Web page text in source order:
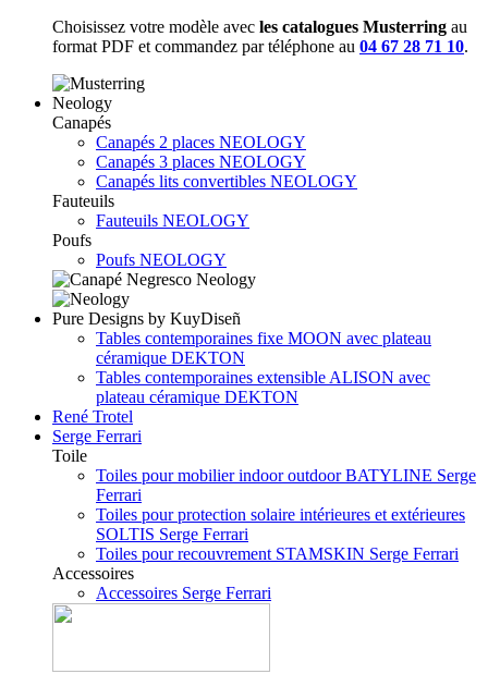
Choisissez votre modèle avec les catalogues Musterring au
format PDF et commandez par téléphone au 04 67 28 71 10.
Neology
Canapés
Canapés 2 places NEOLOGY
Canapés 3 places NEOLOGY
Canapés lits convertibles NEOLOGY
Fauteuils
Fauteuils NEOLOGY
Poufs
Poufs NEOLOGY
Pure Designs by KuyDiseñ
Tables contemporaines fixe MOON avec plateau
céramique DEKTON
Tables contemporaines extensible ALISON avec
plateau céramique DEKTON
René Trotel
Serge Ferrari
Toile
Toiles pour mobilier indoor outdoor BATYLINE Serge
Ferrari
Toiles pour protection solaire intérieures et extérieures
SOLTIS Serge Ferrari
Toiles pour recouvrement STAMSKIN Serge Ferrari
Accessoires
Accessoires Serge Ferrari